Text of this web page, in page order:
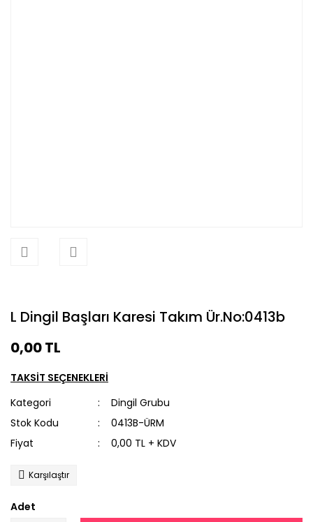
L Dingil Başları Karesi Takım Ür.No:0413b
0,00 TL
TAKSİT SEÇENEKLERİ
Kategori
Dingil Grubu
Stok Kodu
0413B-ÜRM
Fiyat
0,00 TL + KDV
Karşılaştır
Adet